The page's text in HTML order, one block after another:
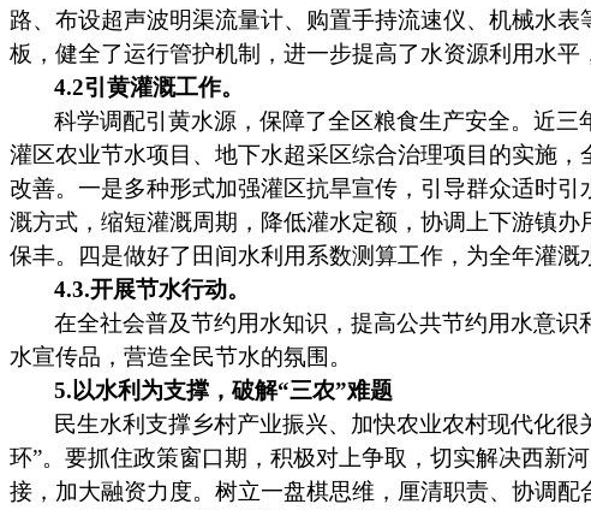
路、布设超声波明渠流量计、购置手持流速仪、机械水
板，健全了运行管护机制，进一步提高了水资源利用水平
4.2引黄灌溉工作。
科学调配引黄水源，保障了全区粮食生产安全。近三
灌区农业节水项目、地下水超采区综合治理项目的实施
改善。一是多种形式加强灌区抗旱宣传，引导群众适时
溉方式，缩短灌溉周期，降低灌水定额，协调上下游镇
保丰。四是做好了田间水利用系数测算工作，为全年灌溉
4.3.开展节水行动。
在全社会普及节约用水知识，提高公共节约用水意识
水宣传品，营造全民节水的氛围。
5.以水利为支撑，破解“三农”难题
民生水利支撑乡村产业振兴、加快农业农村现代化
环”。要抓住政策窗口期，积极对上争取，切实解决西新
接，加大融资力度。树立一盘棋思维，厘清职责、协调配